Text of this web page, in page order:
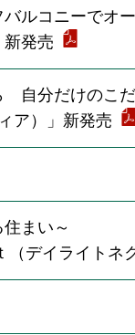
ルコニーでオ
新発売
自分だけのこ
ア）」新発売
まい～
（デイライトネ